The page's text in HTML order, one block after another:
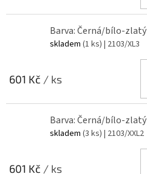
Barva: Černá/bílo-
skladem (1 ks) | 2103/XL3
601 Kč / ks
Barva: Černá/bílo-
skladem (3 ks) | 2103/XXL2
601 Kč / ks